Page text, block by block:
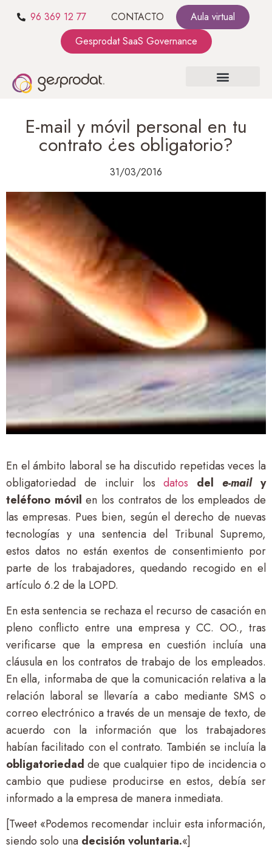
96 369 12 77 CONTACTO
Aula virtual
Gesprodat SaaS Governance
E-mail y móvil personal en tu
contrato ¿es obligatorio?
31/03/2016
En el ámbito laboral se ha discutido repetidas veces la
obligatoriedad de incluir losdatos dele-maily
teléfono móvil en los contratos de los empleados de
las empresas. Pues bien, según el derecho de nuevas
tecnologías y una sentencia del Tribunal Supremo,
estos datos no están exentos de consentimiento por
parte de los trabajadores, quedando recogido en el
artículo 6.2 de la LOPD.
En esta sentencia se rechaza el recurso de casación en
pleno conflicto entre una empresa y CC. OO., tras
verificarse que la empresa en cuestión incluía una
cláusula en los contratos de trabajo de los empleados.
En ella, informaba de que la comunicación relativa a la
relación laboral se llevaría a cabo mediante SMS o
correo electrónico a través de un mensaje de texto, de
acuerdo con la información que los trabajadores
habían facilitado con el contrato. También se incluía la
obligatoriedad de que cualquier tipo de incidencia o
cambio que pudiese producirse en estos, debía ser
informado a la empresa de manera inmediata.
[Tweet «Podemos recomendar incluir esta información,
siendo solo una decisión voluntaria.«]